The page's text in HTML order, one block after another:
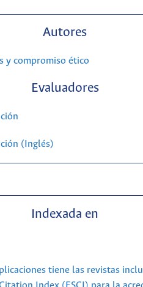
Autores
y compromiso ético
Evaluadores
(Inglés)
Indexada en